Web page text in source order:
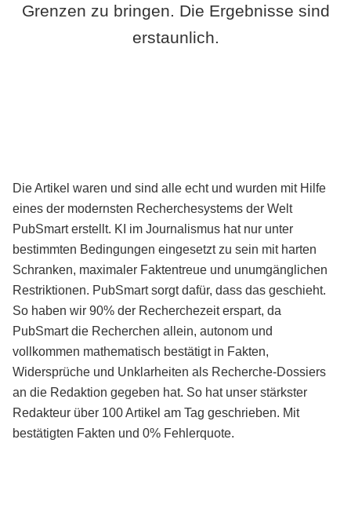
Grenzen zu bringen. Die Ergebnisse sind
erstaunlich.
Die Artikel waren und sind alle echt und wurden mit Hilfe
eines der modernsten Recherchesystems der Welt
PubSmart erstellt. KI im Journalismus hat nur unter
bestimmten Bedingungen eingesetzt zu sein mit harten
Schranken, maximaler Faktentreue und unumgänglichen
Restriktionen. PubSmart sorgt dafür, dass das geschieht.
So haben wir 90% der Recherchezeit erspart, da
PubSmart die Recherchen allein, autonom und
vollkommen mathematisch bestätigt in Fakten,
Widersprüche und Unklarheiten als Recherche-Dossiers
an die Redaktion gegeben hat. So hat unser stärkster
Redakteur über 100 Artikel am Tag geschrieben. Mit
bestätigten Fakten und 0% Fehlerquote.